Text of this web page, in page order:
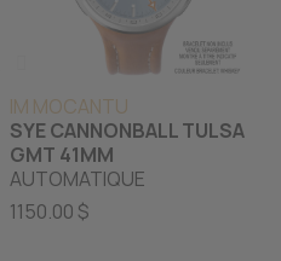
IM MOCANTU
SYE CANNONBALL TULSA
GMT 41MM
AUTOMATIQUE
1150.00 $